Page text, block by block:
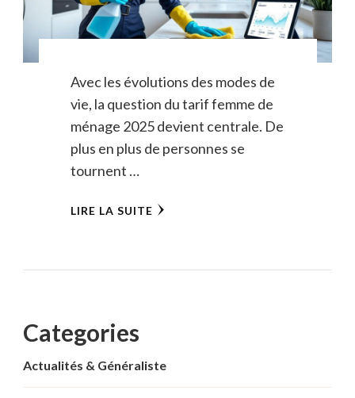
Avec les évolutions des modes de
vie, la question du tarif femme de
ménage 2025 devient centrale. De
plus en plus de personnes se
tournent …
LIRE LA SUITE
Categories
Actualités & Généraliste